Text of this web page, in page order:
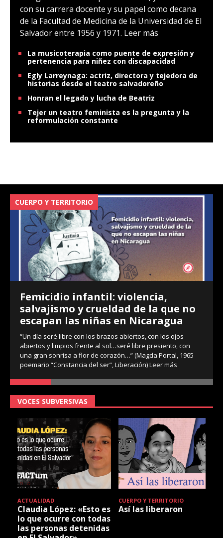
con su carrera docente y su papel como decana
de la Facultad de Medicina de la Universidad de El
Salvador entre 1956 y 1971. Leer más
La musicoterapia como puente de expresión y
pertenencia para niñez con discapacidad
Egly Larreynaga: actriz, directora y tejedora de
historias desde el teatro salvadoreño
Honran el legado y lucha de Beatriz
Tejer un teatro feminista es la pregunta y la
reformulación constante
CUERPO Y TERRITORIO
Femicidio infantil: violencia,
salvajismo y crueldad de la que no
escapan las niñas en Nicaragua
“Un día seré libre con los brazos abiertos, con los ojos
abiertos y limpios frente al sol…seré libre presiento, con
una gran sonrisa a flor de corazón…” (Magda Portal, 1965
poemario “Constancia del ser”, Liberación)Leer más
VOCES SUBVERSIVAS
ACTUALIDAD
Claudia López: «Esto es
lo que ocurre con todas
las personas detenidas
CUERPO Y TERRITORIO
Así las liberaron